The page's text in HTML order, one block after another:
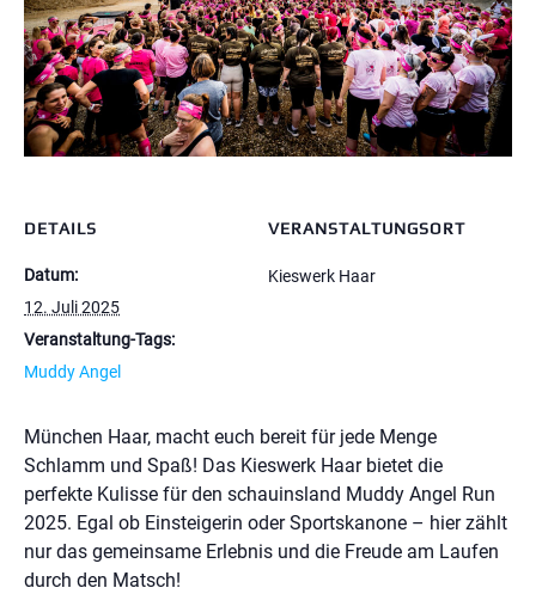
München Haar, macht euch bereit für jede Menge
Schlamm und Spaß! Das Kieswerk Haar bietet die
perfekte Kulisse für den schauinsland Muddy Angel Run
2025. Egal ob Einsteigerin oder Sportskanone – hier zählt
nur das gemeinsame Erlebnis und die Freude am Laufen
durch den Matsch!
DETAILS
Datum:
12. Juli 2025
Veranstaltung-Tags:
Muddy Angel
VERANSTALTUNGSORT
Kieswerk Haar